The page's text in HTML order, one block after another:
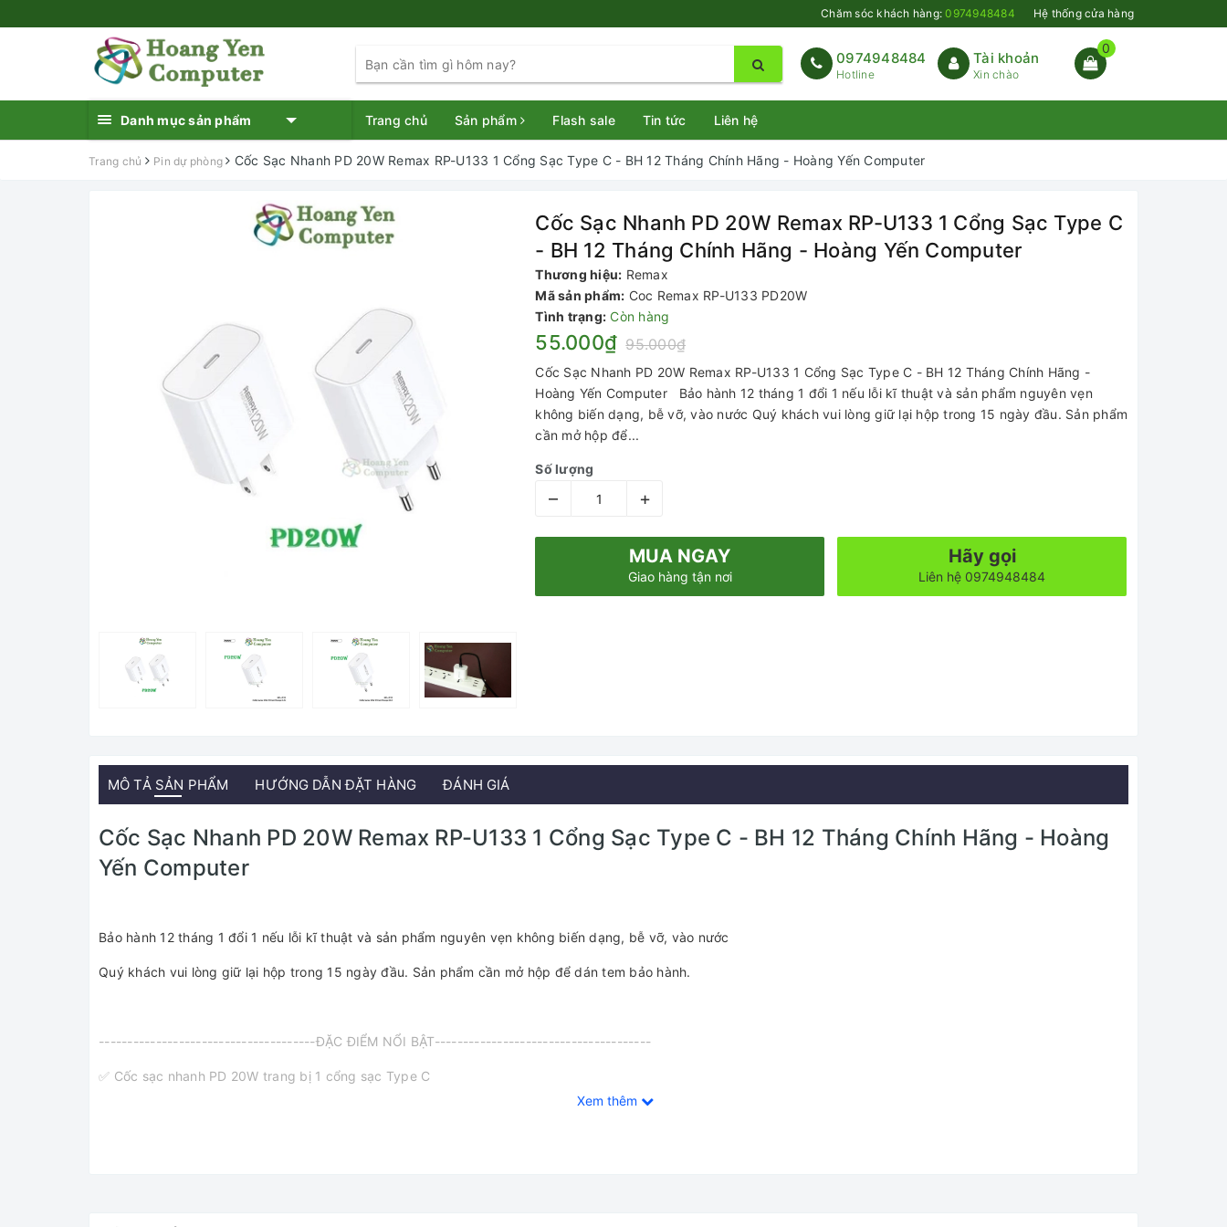
Chăm sóc khách hàng:0974948484 Hệ thống cửa hàng
0974948484
Hotline
Tài khoản
Xin chào
0
Danh mục sản phẩm Trang chủ Sản phẩm Flash sale Tin tức Liên hệ
Trang chủ Pin dự phòng Cốc Sạc Nhanh PD 20W Remax RP-U133 1 Cổng Sạc Type C - BH 12 Tháng Chính Hãng - Hoàng Yến Computer
Cốc Sạc Nhanh PD 20W Remax RP-U133 1 Cổng Sạc Type C
- BH 12 Tháng Chính Hãng - Hoàng Yến Computer
Thương hiệu: Remax
Mã sản phẩm: Coc Remax RP-U133 PD20W
Tình trạng: Còn hàng
55.000₫ 95.000₫
Cốc Sạc Nhanh PD 20W Remax RP-U133 1 Cổng Sạc Type C - BH 12 Tháng Chính Hãng -
Hoàng Yến Computer Bảo hành 12 tháng 1 đổi 1 nếu lỗi kĩ thuật và sản phẩm nguyên vẹn
không biến dạng, bễ vỡ, vào nước Quý khách vui lòng giữ lại hộp trong 15 ngày đầu. Sản phẩm
cần mở hộp để...
Số lượng
– +
MUA NGAY
Giao hàng tận nơi
Hãy gọi
Liên hệ 0974948484
MÔ TẢ SẢN PHẨM HƯỚNG DẪN ĐẶT HÀNG ĐÁNH GIÁ
Cốc Sạc Nhanh PD 20W Remax RP-U133 1 Cổng Sạc Type C - BH 12 Tháng Chính Hãng - Hoàng
Yến Computer
Bảo hành 12 tháng 1 đổi 1 nếu lỗi kĩ thuật và sản phẩm nguyên vẹn không biến dạng, bễ vỡ, vào nước
Quý khách vui lòng giữ lại hộp trong 15 ngày đầu. Sản phẩm cần mở hộp để dán tem bảo hành.
--------------------------------------ĐẶC ĐIỂM NỔI BẬT--------------------------------------
✅ Cốc sạc nhanh PD 20W trang bị 1 cổng sạc Type C
Xem thêm